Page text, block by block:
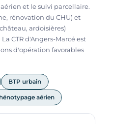
et le suivi parcellaire.
rénovation du CHU) et
ardoisières)
CTR d'Angers-Marcé est
d'opération favorables
BTP urbain
aérien